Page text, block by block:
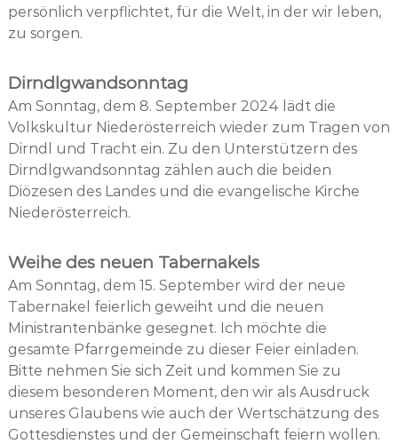
persönlich verpflichtet, für die Welt, in der wir leben,
zu sorgen.
Dirndlgwandsonntag
Am Sonntag, dem 8. September 2024 lädt die
Volkskultur Niederösterreich wieder zum Tragen von
Dirndl und Tracht ein. Zu den Unterstützern des
Dirndlgwandsonntag zählen auch die beiden
Diözesen des Landes und die evangelische Kirche
Niederösterreich.
Weihe des neuen Tabernakels
Am Sonntag, dem 15. September wird der neue
Tabernakel feierlich geweiht und die neuen
Ministrantenbänke gesegnet. Ich möchte die
gesamte Pfarrgemeinde zu dieser Feier einladen.
Bitte nehmen Sie sich Zeit und kommen Sie zu
diesem besonderen Moment, den wir als Ausdruck
unseres Glaubens wie auch der Wertschätzung des
Gottesdienstes und der Gemeinschaft feiern wollen.